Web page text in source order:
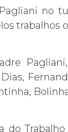
no
trabalhos
do